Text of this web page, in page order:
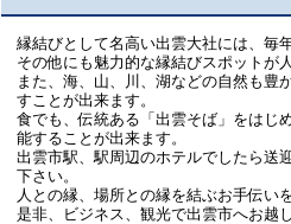
縁結びとして名高い出雲大社には、毎
その他にも魅力的な縁結びスポットが
また、海、山、川、湖などの自然も豊
すことが出来ます。
食でも、伝統ある「出雲そば」をはじ
能することが出来ます。
出雲市駅、駅周辺のホテルでしたら送
下さい。
人との縁、場所との縁を結ぶお手伝い
是非、ビジネス、観光で出雲市へお越